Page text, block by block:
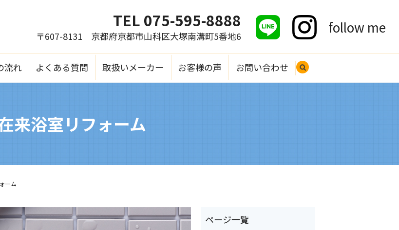
流れ よくある質問 取扱いメーカー お客様の声 お問い合わせ
search
TEL 075-595-8888
〒607-8131 京都府京都市山科区大塚南溝町5番地6 follow me
来浴室リフォーム
ーム